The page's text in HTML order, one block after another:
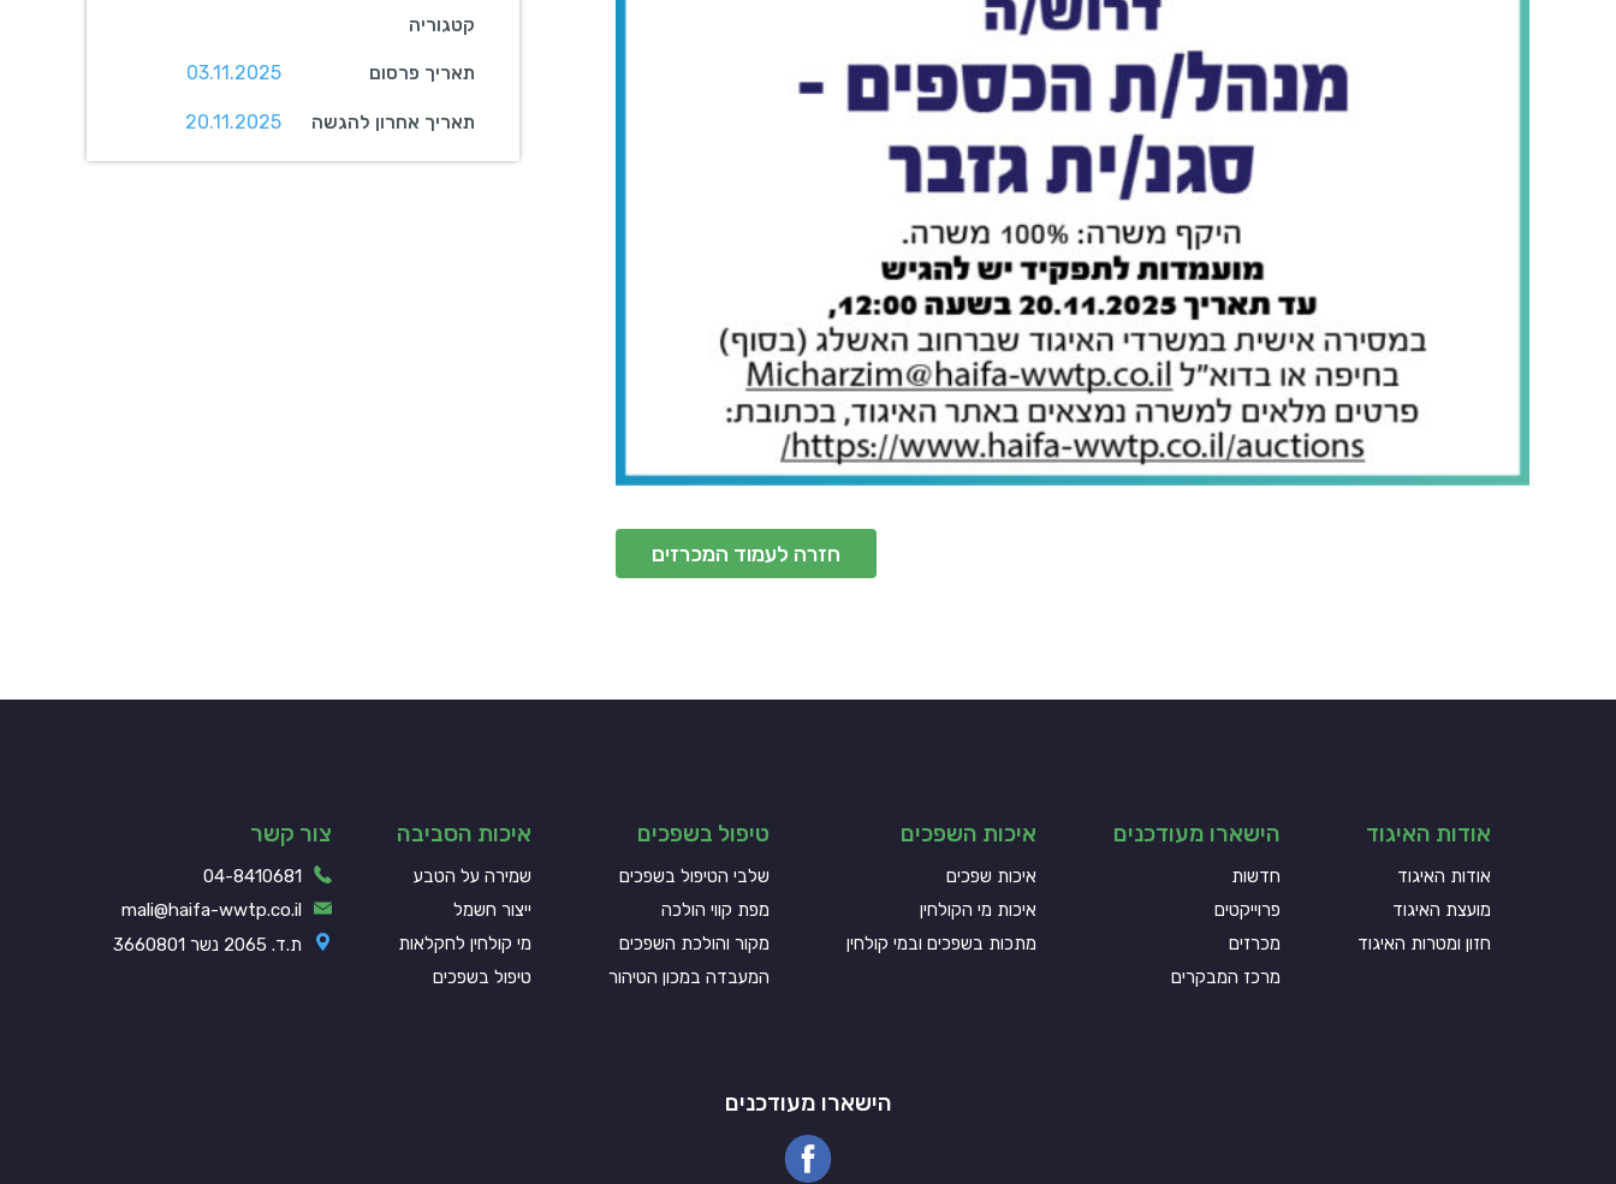
חזרה לעמוד המכרזים
קטגוריה
תאריך פרסום
תאריך אחרון להגשה
03.11.2025
20.11.2025
אודות האיגוד
אודות האיגוד
מועצת האיגוד
חזון ומטרות האיגוד
הישארו מעודכנים
חדשות
פרוייקטים
מכרזים
מרכז המבקרים
איכות השפכים
איכות שפכים
איכות מי הקולחין
מתכות בשפכים ובמי קולחין
טיפול בשפכים
שלבי הטיפול בשפכים
מפת קווי הולכה
מקור והולכת השפכים
המעבדה במכון הטיהור
איכות הסביבה
שמירה על הטבע
ייצור חשמל
מי קולחין לחקלאות
טיפול בשפכים
צור קשר
04-8410681
mali@haifa-wwtp.co.il
ת.ד. 2065 נשר 3660801
הישארו מעודכנים